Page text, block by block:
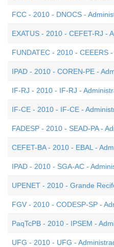
FCC - 2010 - DNOCS -
EXATUS - 2010 - CEFET-RJ -
FUNDATEC - 2010 - CEEERS
IPAD - 2010 - COREN-PE -
IF-RJ - 2010 - IF-RJ -
IF-CE - 2010 - IF-CE -
FADESP - 2010 - SEAD-PA -
CEFET-BA - 2010 - EBAL -
IPAD - 2010 - SGA-AC -
UPENET - 2010 - Grande
FGV - 2010 - CODESP-SP -
PaqTcPB - 2010 - IPSEM -
UFG - 2010 - UFG -